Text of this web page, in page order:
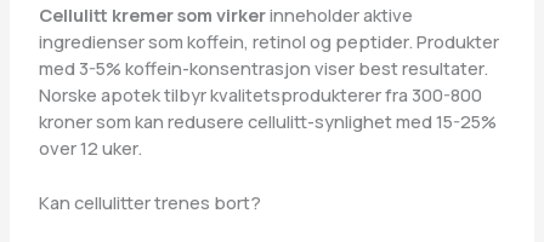
Cellulitt kremer som virkerinneholder aktive
ingredienser som koffein, retinol og peptider. Produkter
med 3-5% koffein-konsentrasjon viser best resultater.
Norske apotek tilbyr kvalitetsprodukterer fra 300-800
kroner som kan redusere cellulitt-synlighet med 15-25%
over 12 uker.
Kan cellulitter trenes bort?